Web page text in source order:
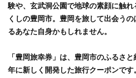
験や、玄武洞公園で地球の素顔に触
くしの豊岡市。豊岡を旅して出会う
るあなた自身かもしれません。
「豊岡旅幸券」は、豊岡市のふるさ
年に新しく開発した旅行クーポンです